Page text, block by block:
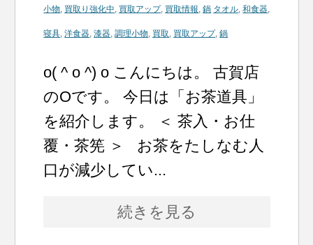
小物, 買取り強化中, 買取アップ, 買取情報,鍋 タオル,和食器,
寝具,洋食器,漆器,調理小物, 買取, 買取アップ,鍋
o( ^ o ^) o こんにちは。 古賀店
のOです。 今日は「お茶道具」
を紹介します。 ＜ 茶入・お仕
覆・茶筅 ＞ お茶をたしなむ人
口が減少してい...
続きを見る